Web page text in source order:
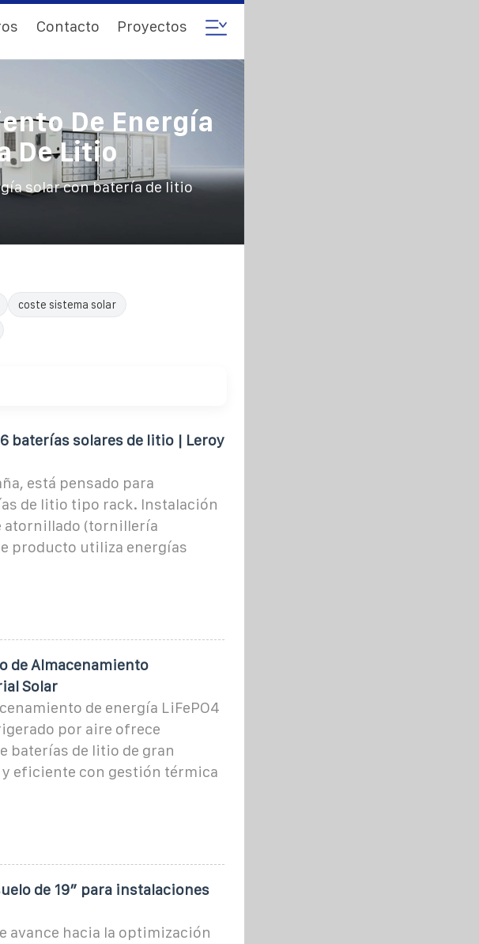
Contacto Proyectos
De Energía
De Litio
solar con batería de litio
coste sistema solar
baterías solares de litio | Leroy
está pensado para
de litio tipo rack. Instalación
atornillado (tornillería
producto utiliza energías
de Almacenamiento
Solar
de energía LiFePO4
por aire ofrece
baterías de litio de gran
eficiente con gestión térmica
de 19″ para instalaciones
avance hacia la optimización